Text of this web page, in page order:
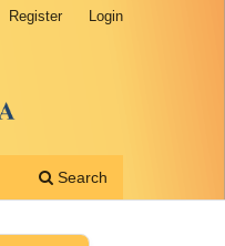
Search
Register Login